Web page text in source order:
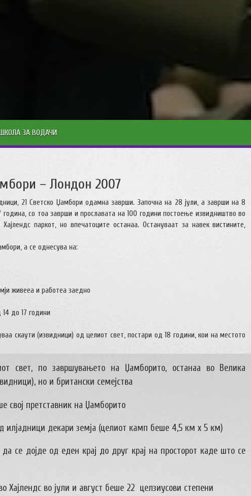
ЗА ВОДАЧИ
– Лондон 2007
21 Светско Џамбори одамна заврши. Започна на 28 јули, а заврши на 8
година, со тоа заврши и прославата на 100 години постоење извидништво во
паркот, но впечатоците останаа. Остануваат за навек вистините,
а се однесува на:
живееа и работеа заедно
до 17 години
скаути (извидници) од целиот свет, постари од 18 години, кои на местото
свет, по завршувањето на Џамборито, останаа во Велика
но и британски семејства
свој претставник на Џамборито
илјадници декари земја (целиот камп беше 4,5 км х 5 км)
се дојде од еден крај до друг крај на просторот каде што се
Хајлендс во јули и август беше 22 целзиусови степени